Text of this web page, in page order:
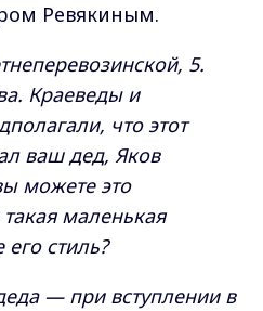
Ревякиным.
5.
Краеведы и
что этот
ваш дед, Яков
можете это
маленькая
стиль?
— при вступлении в